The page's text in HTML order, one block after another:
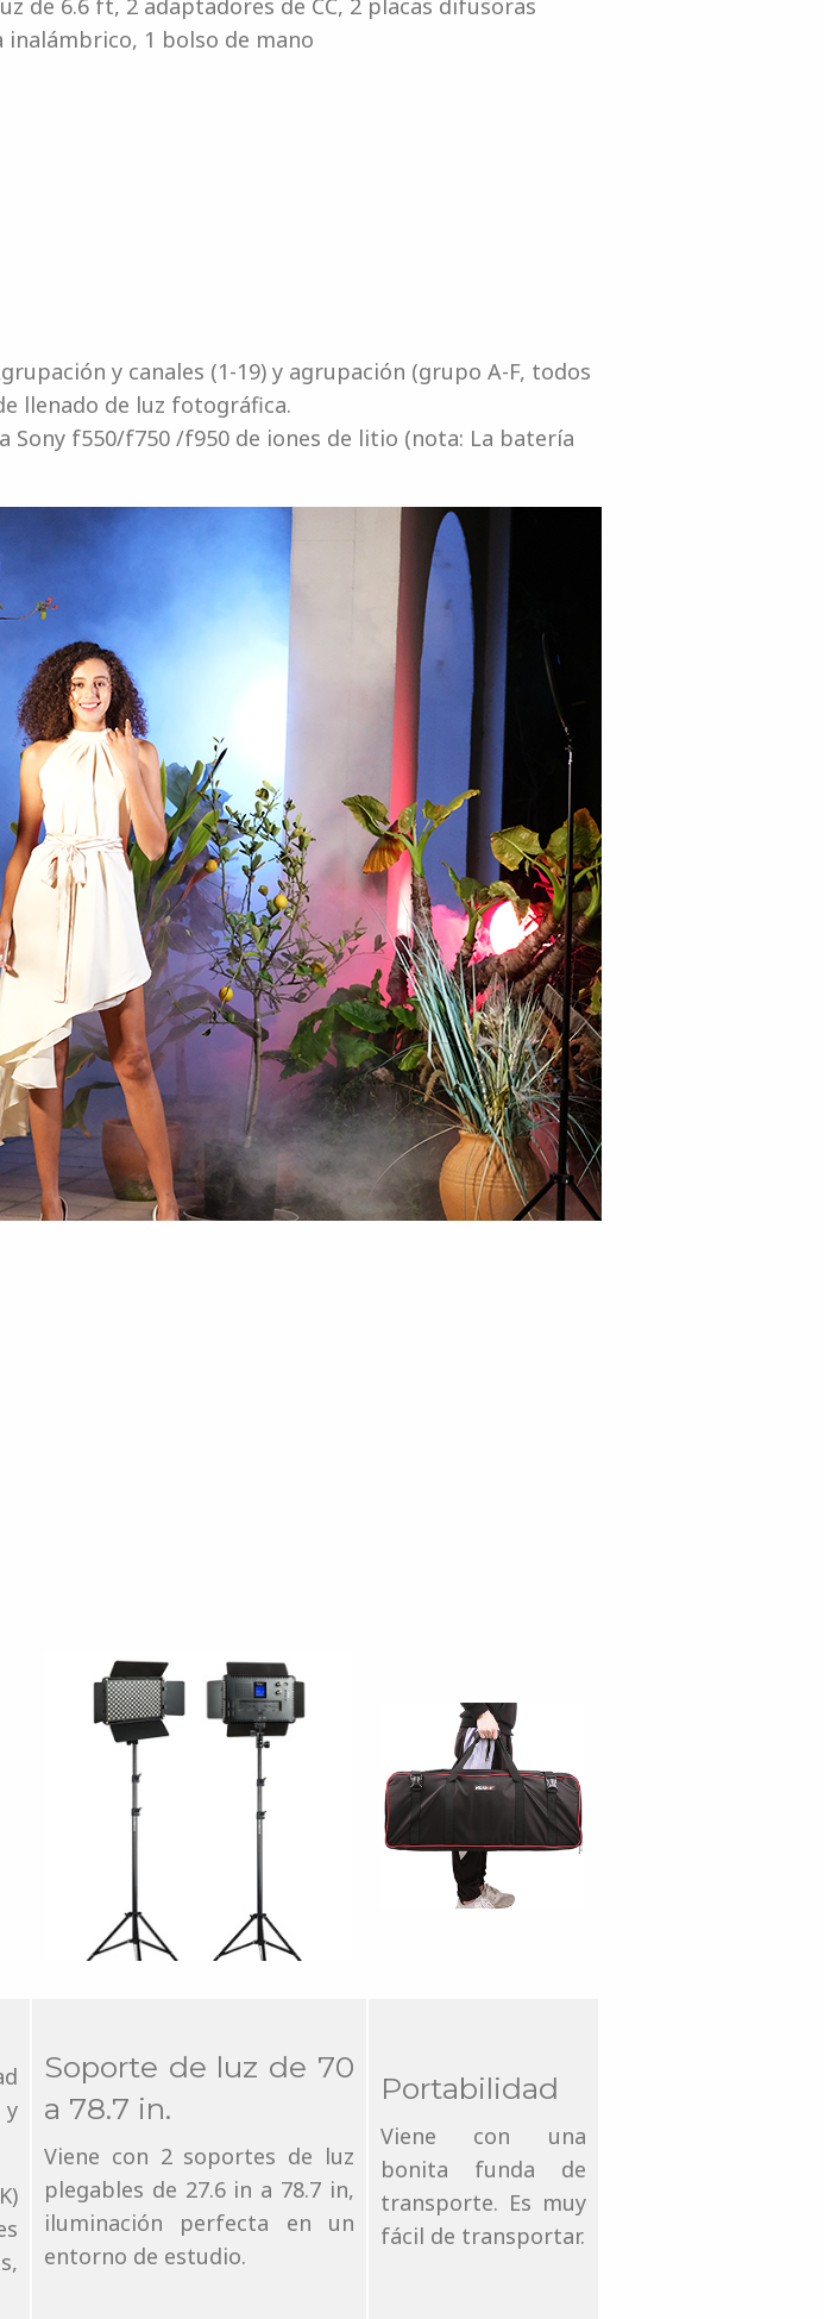
de 6.6 ft, 2 adaptadores de CC, 2 placas difusoras
inalámbrico, 1 bolso de mano
y canales (1-19) y agrupación (grupo A-F, todos
llenado de luz fotográfica.
f550/f750 /f950 de iones de litio (nota: La batería
y
Soporte de luz de 70
a 78.7 in.
Viene con 2 soportes de luz
plegables de 27.6 in a 78.7 in,
iluminación perfecta en un
entorno de estudio.
Portabilidad
Viene con una
bonita funda de
transporte. Es muy
fácil de transportar.